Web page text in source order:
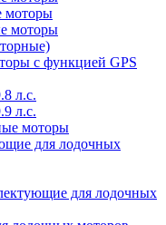
моторы
моторы
с функцией GPS
л.с.
л.с.
моторы
для лодочных
для лодочных